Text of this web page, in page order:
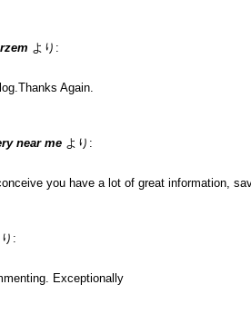
より:
Again.
near me より:
you have a lot of great information,
:
Exceptionally